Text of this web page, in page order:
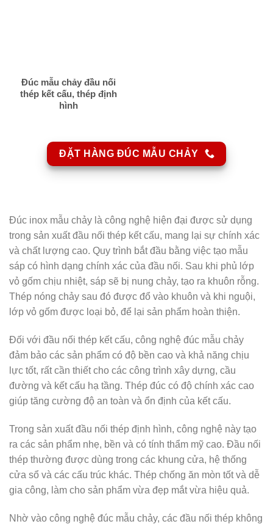
Đúc mẫu chảy đầu nối
thép kết cấu, thép định
hình
ĐẶT HÀNG ĐÚC MẪU CHẢY
Đúc inox mẫu chảy là công nghệ hiện đại được sử dụng
trong sản xuất đầu nối thép kết cấu, mang lại sự chính xác
và chất lượng cao. Quy trình bắt đầu bằng việc tạo mẫu
sáp có hình dạng chính xác của đầu nối. Sau khi phủ lớp
vỏ gốm chịu nhiệt, sáp sẽ bị nung chảy, tạo ra khuôn rỗng.
Thép nóng chảy sau đó được đổ vào khuôn và khi nguội,
lớp vỏ gốm được loại bỏ, để lại sản phẩm hoàn thiện.
Đối với đầu nối thép kết cấu, công nghệ đúc mẫu chảy
đảm bảo các sản phẩm có độ bền cao và khả năng chịu
lực tốt, rất cần thiết cho các công trình xây dựng, cầu
đường và kết cấu hạ tầng. Thép đúc có độ chính xác cao
giúp tăng cường độ an toàn và ổn định của kết cấu.
Trong sản xuất đầu nối thép định hình, công nghệ này tạo
ra các sản phẩm nhẹ, bền và có tính thẩm mỹ cao. Đầu nối
thép thường được dùng trong các khung cửa, hệ thống
cửa sổ và các cấu trúc khác. Thép chống ăn mòn tốt và dễ
gia công, làm cho sản phẩm vừa đẹp mắt vừa hiệu quả.
Nhờ vào công nghệ đúc mẫu chảy, các đầu nối thép không